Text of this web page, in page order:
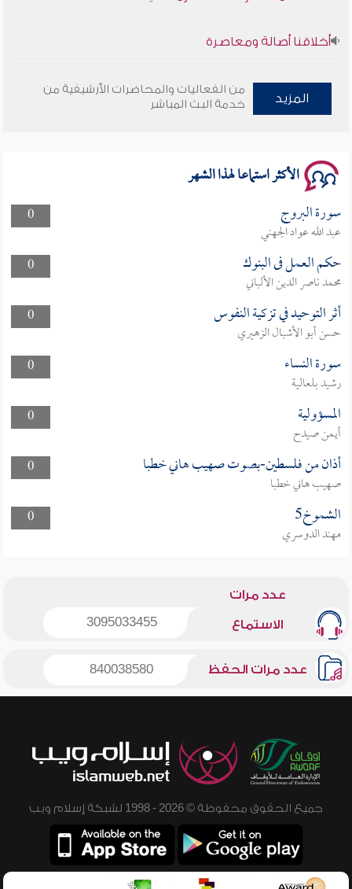
أخلاقنا أصالة ومعاصرة
سلسلة محاضرات نفحات رمضانية 1444هـ
المزيد
من الفعاليات والمحاضرات الأرشيفية من
خدمة البث المباشر
الأكثر استماعا لهذا الشهر
0 سورة البروج
عبد الله عواد الجهني
0
حكم العمل فى البنوك
محمد ناصر الدين الألباني
0
أثر التوحيد في تزكية النفوس
حسن أبو الأشبال الزهيري
0
سورة النساء
رشيد بلعالية
0
المسؤولية
أيمن صيدح
0
أذان من فلسطين-بصوت صهيب هاني خطبا
صهيب هاني خطبا
0
الشموخ5
مهند الدوسري
عدد مرات
الاستماع 3095033455
عدد مرات الحفظ 840038580
جميع الحقوق محفوظة © 2026 - 1998 لشبكة إسلام ويب